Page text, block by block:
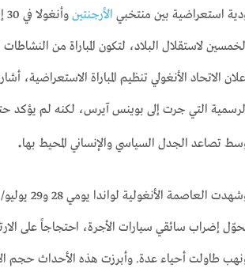
استعراضية بين منتخبي الأرجنتين
لاستقلال البلاد، لتكون المباراة من
الاتحاد الأنغولي تنظيم المباراة الاستعراضية،
التي جرت إلى بوينس آيرس، لكنه لم يؤكد
تصاعد الجدل السياسي والإنساني المحيط بها.
وشهدت
إضراب سائقي سيارات الأجرة، احتجاجاً على
طاولت أحياء عدة. وأبرزت هذه الأحداث حجم